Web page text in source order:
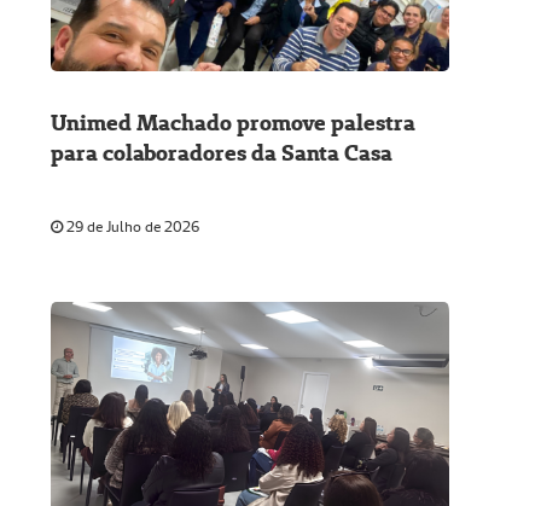
Unimed Machado promove palestra
para colaboradores da Santa Casa
29 de Julho de 2026